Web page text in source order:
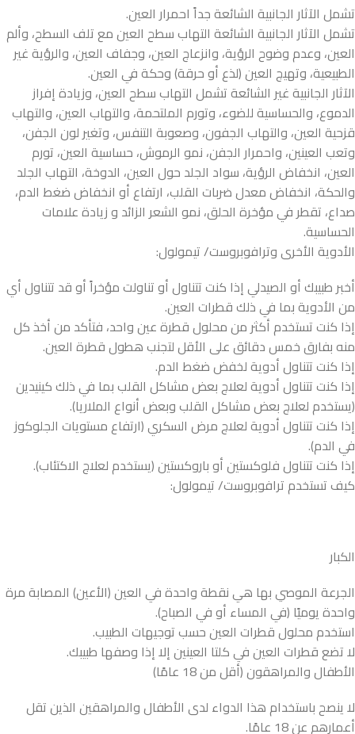
تشمل الآثار الجانبية الشائعة جداً احمرار العين.
تشمل الآثار الجانبية الشائعة التهاب سطح العين مع تلف السطح، وألم
العين، وعدم وضوح الرؤية، وانزعاج العين، وجفاف العين، والرؤية غير
الطبيعية، وتهيج العين (لذع أو حرقة) وحكة في العين.
الآثار الجانبية غير الشائعة تشمل التهاب سطح العين، وزيادة إفراز
الدموع، والحساسية للضوء، وتورم الملتحمة، والتهاب العين، والتهاب
قزحية العين، والتهاب الجفون، وصعوبة التنفس، وتغير لون الجفن،
وتعب العينين، واحمرار الجفن، نمو الرموش، حساسية العين، تورم
العين، انخفاض الرؤية، سواد الجلد حول العين، الدوخة، التهاب الجلد
والحكة، انخفاض معدل ضربات القلب، ارتفاع أو انخفاض ضغط الدم،
صداع، تقطر في مؤخرة الحلق، نمو الشعر الزائد و زيادة علامات
الحساسية.
الأدوية الأخرى وترافوبروست/ تيمولول:
أخبر طبيبك أو الصيدلي إذا كنت تتناول أو تناولت مؤخراً أو قد تتناول أي
من الأدوية بما في ذلك قطرات العين.
إذا كنت تستخدم أكثر من محلول قطرة عين واحد، فتأكد من أخذ كل
منه بفارق خمس دقائق على الأقل لتجنب هطول قطرة العين.
إذا كنت تتناول أدوية لخفض ضغط الدم.
إذا كنت تتناول أدوية لعلاج بعض مشاكل القلب بما في ذلك كينيدين
(يستخدم لعلاج بعض مشاكل القلب وبعض أنواع الملاريا).
إذا كنت تتناول أدوية لعلاج مرض السكري (ارتفاع مستويات الجلوكوز
في الدم).
إذا كنت تتناول فلوكستين أو باروكستين (يستخدم لعلاج الاكتئاب).
كيف تستخدم ترافوبروست/ تيمولول:
الكبار
الجرعة الموصي بها هي نقطة واحدة في العين (الأعين) المصابة مرة
واحدة يوميًا (في المساء أو في الصباح).
استخدم محلول قطرات العين حسب توجيهات الطبيب.
لا تضع قطرات العين في كلتا العينين إلا إذا وصفها طبيبك.
الأطفال والمراهقون (أقل من 18 عامًا)
لا ينصح باستخدام هذا الدواء لدى الأطفال والمراهقين الذين تقل
أعمارهم عن 18 عامًا.